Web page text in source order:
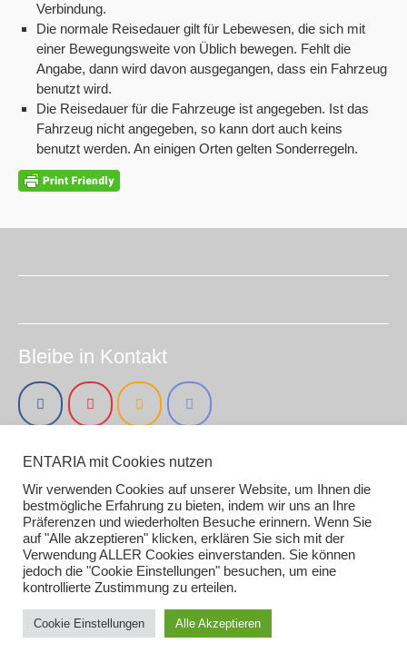
Verbindung.
Die normale Reisedauer gilt für Lebewesen, die sich mit
einer Bewegungsweite von Üblich bewegen. Fehlt die
Angabe, dann wird davon ausgegangen, dass ein Fahrzeug
benutzt wird.
Die Reisedauer für die Fahrzeuge ist angegeben. Ist das
Fahrzeug nicht angegeben, so kann dort auch keins
benutzt werden. An einigen Orten gelten Sonderregeln.
Bleibe in Kontakt
Impressum (smirc.de)
Datenschutz
Gender / AI Grafiken oder Texten
Copyright 2026
ENTARIA mit Cookies nutzen
Wir verwenden Cookies auf unserer Website, um Ihnen die
bestmögliche Erfahrung zu bieten, indem wir uns an Ihre
Präferenzen und wiederholten Besuche erinnern. Wenn Sie
auf "Alle akzeptieren" klicken, erklären Sie sich mit der
Verwendung ALLER Cookies einverstanden. Sie können
jedoch die "Cookie Einstellungen" besuchen, um eine
kontrollierte Zustimmung zu erteilen.
Cookie Einstellungen Alle Akzeptieren